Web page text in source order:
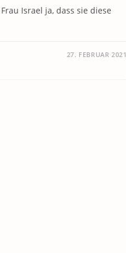
Israel ja, dass sie diese
27. FEBRUAR 2021